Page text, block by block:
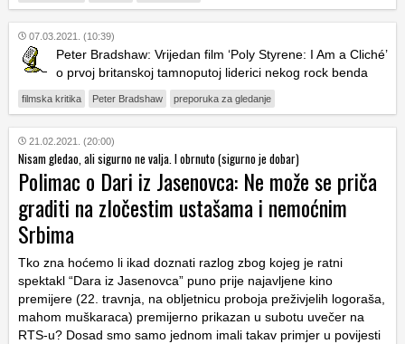
07.03.2021. (10:39)
Peter Bradshaw: Vrijedan film ‘Poly Styrene: I Am a Cliché’
o prvoj britanskoj tamnoputoj liderici nekog rock benda
filmska kritika Peter Bradshaw preporuka za gledanje
21.02.2021. (20:00)
Nisam gledao, ali sigurno ne valja. I obrnuto (sigurno je dobar)
Polimac o Dari iz Jasenovca: Ne može se priča
graditi na zločestim ustašama i nemoćnim
Srbima
Tko zna hoćemo li ikad doznati razlog zbog kojeg je ratni
spektakl “Dara iz Jasenovca” puno prije najavljene kino
premijere (22. travnja, na obljetnicu proboja preživjelih logoraša,
mahom muškaraca) premijerno prikazan u subotu uvečer na
RTS-u? Dosad smo samo jednom imali takav primjer u povijesti